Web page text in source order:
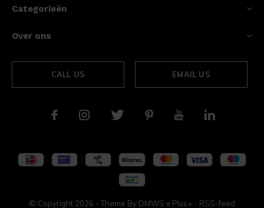
Categorieën
Over ons
CALL US EMAIL US
© Copyright 2026 - Theme By DMWS x Plus+ - RSS-feed